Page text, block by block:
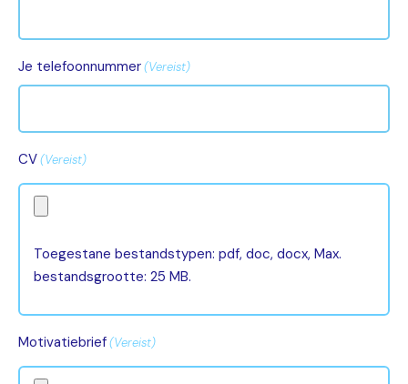
Je telefoonnummer(Vereist)
CV(Vereist)
Toegestane bestandstypen: pdf, doc, docx, Max.
bestandsgrootte: 25 MB.
Motivatiebrief(Vereist)